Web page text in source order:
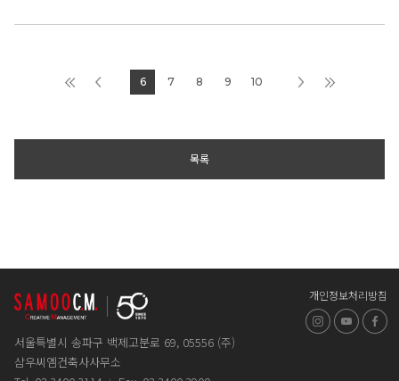
6 7 8 9 10
목록
서울특별시 송파구 백제고분로 69, 05556 (주)
삼우씨엠건축사사무소
개인정보처리방침
인스타그램
유튜브페